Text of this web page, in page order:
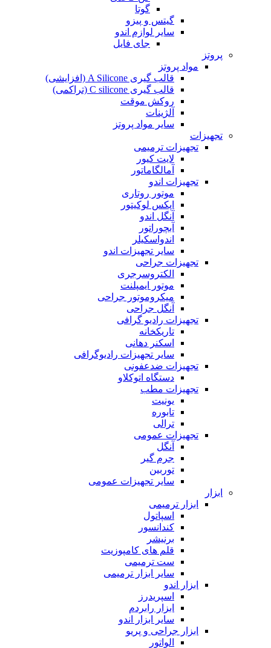
گوتا
گیتس و پیزو
سایر لوازم اندو
جای فایل
پروتز
مواد پروتز
قالب گیری A Silicone (افزایشی)
قالب گیری C silicone (تراکمی)
روکش موقت
آلژینات
سایر مواد پروتز
تجهیزات
تجهیزات ترمیمی
لایت کیور
آمالگاماتور
تجهیزات اندو
موتور روتاری
اپکس لوکیتور
آنگل اندو
آبچوراتور
اندواسکیلر
سایر تجهیزات اندو
تجهیزات جراحی
الکتروسرجری
موتور ایمپلنت
میکروموتور جراحی
آنگل جراحی
تجهیزات رادیو گرافی
تاریکخانه
اسکنر دهانی
سایر تجهیزات رادیوگرافی
تجهیزات ضدعفونی
دستگاه اتوکلاو
تجهیزات مطب
یونیت
تابوره
ترالی
تجهیزات عمومی
آنگل
جرم گیر
توربین
سایر تجهیزات عمومی
ابزار
ابزار ترمیمی
اسپاتول
کندانسور
برنیشر
قلم های کامپوزیت
ست ترمیمی
سایر ابزار ترمیمی
ابزار اندو
اسپریدرز
ابزار رابردم
سایر ابزار اندو
ابزار جراحی و پریو
الواتور